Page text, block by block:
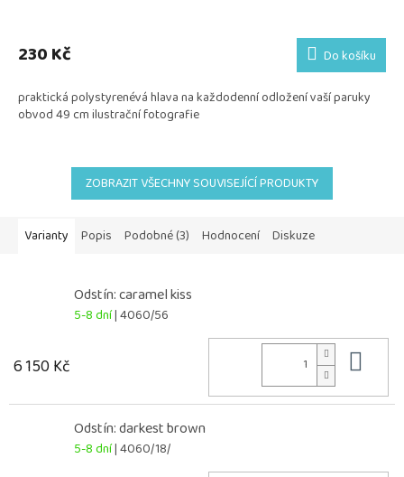
230 Kč Do košíku
praktická polystyrenévá hlava na každodenní odložení vaší paruky
obvod 49 cm ilustrační fotografie
ZOBRAZIT VŠECHNY SOUVISEJÍCÍ PRODUKTY
Varianty Popis Podobné (3) Hodnocení Diskuze
Odstín: caramel kiss
5-8 dní| 4060/56
6 150 Kč
Odstín: darkest brown
5-8 dní| 4060/18/